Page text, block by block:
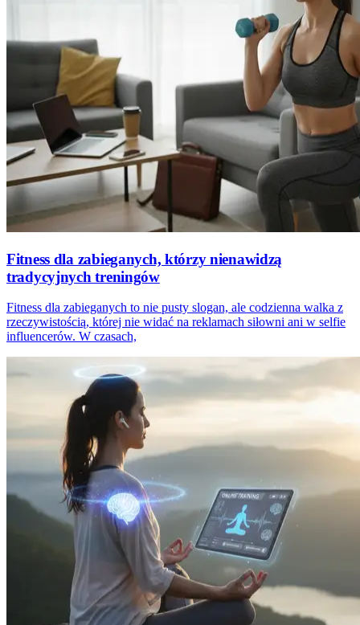
Fitness dla zabieganych, którzy nienawidzą
tradycyjnych treningów
Fitness dla zabieganych to nie pusty slogan, ale codzienna walka z
rzeczywistością, której nie widać na reklamach siłowni ani w selfie
influencerów. W czasach,